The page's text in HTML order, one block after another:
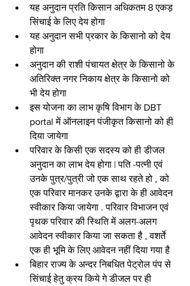
यह अनुदान प्रति किसान अधिकतम 8 एकड़
सिंचाई के लिए देय होगा
यह अनुदान सभी प्रकार के किसानो को देय
होगा
अनुदान की राशी पंचायत क्षेत्र के किसानो के
अतिरिक्त नगर निकाय क्षेत्र के किसानो को
भी देय होगा
इस योजना का लाभ कृषि विभाग के DBT
portal में ऑनलाइन पंजीकृत किसानो को ही
दिया जायेगा
परिवार के किसी एक सदस्य को ही डीजल
अनुदान का लाभ देय होगा | पति -पत्नी एवं
उनके पुत्र/पुत्री जो एक साथ रहते हो , को
एक परिवार मानकर उनके द्वारा के ही आवेदन
स्वीकार किया जायेगा . परिवार विभाजन एवं
पृथक परिवार की स्थिति में अलग-अलग
आवेदन स्वीकार किया जा सकता है , वशर्ते
एक ही भूमि के लिए आवेदन नहीं दिया गया है
बिहार राज्य के अन्दर निबधित पेट्रोल पंप से
सिंचाई हेतु क्रय किये गे डीजल पर ही